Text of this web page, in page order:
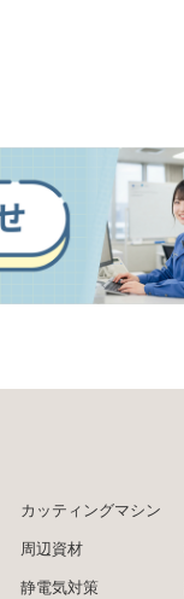
カッティングマシン
周辺資材
静電気対策